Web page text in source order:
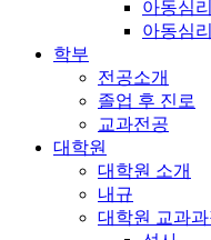
아동심
아동심
학부
전공소개
졸업 후 진로
교과전공
대학원
대학원 소개
내규
대학원 교과과